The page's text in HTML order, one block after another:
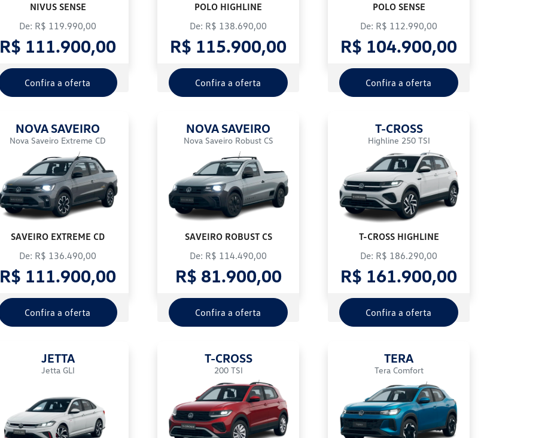
NIVUS SENSE
De: R$ 119.990,00
R$ 111.900,00
Confira a oferta
POLO HIGHLINE
De: R$ 138.690,00
R$ 115.900,00
Confira a oferta
POLO SENSE
De: R$ 112.990,00
R$ 104.900,00
Confira a oferta
NOVA SAVEIRO
Nova Saveiro Extreme CD
SAVEIRO EXTREME CD
De: R$ 136.490,00
R$ 111.900,00
Confira a oferta
NOVA SAVEIRO
Nova Saveiro Robust CS
SAVEIRO ROBUST CS
De: R$ 114.490,00
R$ 81.900,00
Confira a oferta
T-CROSS
Highline 250 TSI
T-CROSS HIGHLINE
De: R$ 186.290,00
R$ 161.900,00
Confira a oferta
JETTA
Jetta GLI
T-CROSS
200 TSI
TERA
Tera Comfort